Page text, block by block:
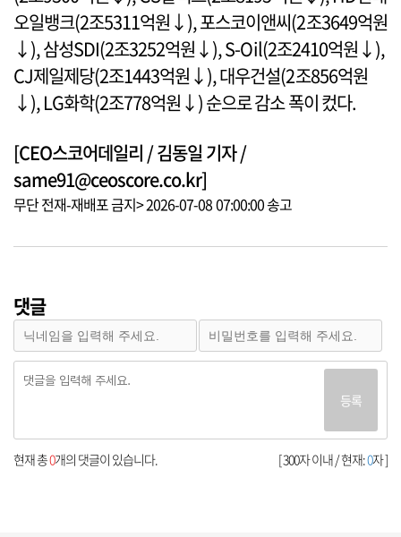
오일뱅크(2조5311억원↓), 포스코이앤씨(2조3649억원
↓), 삼성SDI(2조3252억원↓), S-Oil(2조2410억원↓),
CJ제일제당(2조1443억원↓), 대우건설(2조856억원
↓), LG화학(2조778억원↓) 순으로 감소 폭이 컸다.
[CEO스코어데일리 / 김동일 기자 /
same91@ceoscore.co.kr]
무단 전재-재배포 금지> 2026-07-08 07:00:00 송고
댓글
등록
[ 300자 이내 / 현재:0자 ]
현재 총0개의 댓글이 있습니다.